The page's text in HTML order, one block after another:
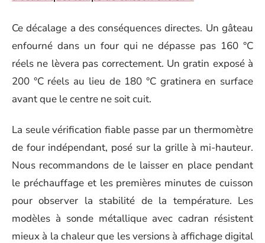
Ce décalage a des conséquences directes. Un gâteau
enfourné dans un four qui ne dépasse pas 160 °C
réels ne lèvera pas correctement. Un gratin exposé à
200 °C réels au lieu de 180 °C gratinera en surface
avant que le centre ne soit cuit.
La seule vérification fiable passe par un thermomètre
de four indépendant, posé sur la grille à mi-hauteur.
Nous recommandons de le laisser en place pendant
le préchauffage et les premières minutes de cuisson
pour observer la stabilité de la température. Les
modèles à sonde métallique avec cadran résistent
mieux à la chaleur que les versions à affichage digital